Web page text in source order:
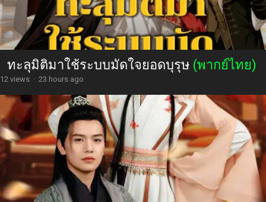
ทะลุมิติมาใช้ระบบมัดใจยอดบุรุษ (พากย์ไทย)
12 views · 23 hours ago